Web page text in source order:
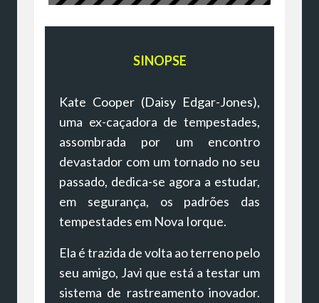
SINOPSE
Kate Cooper (Daisy Edgar-Jones),
uma ex-caçadora de tempestades,
assombrada por um encontro
devastador com um tornado no seu
passado, dedica-se agora a estudar,
em segurança, os padrões das
tempestades em Nova Iorque.
Ela é trazida de volta ao terreno pelo
seu amigo, Javi que está a testar um
sistema de rastreamento inovador.